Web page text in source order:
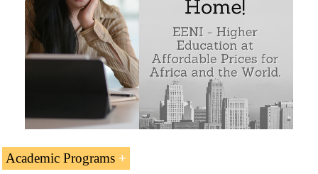
Academic Programs